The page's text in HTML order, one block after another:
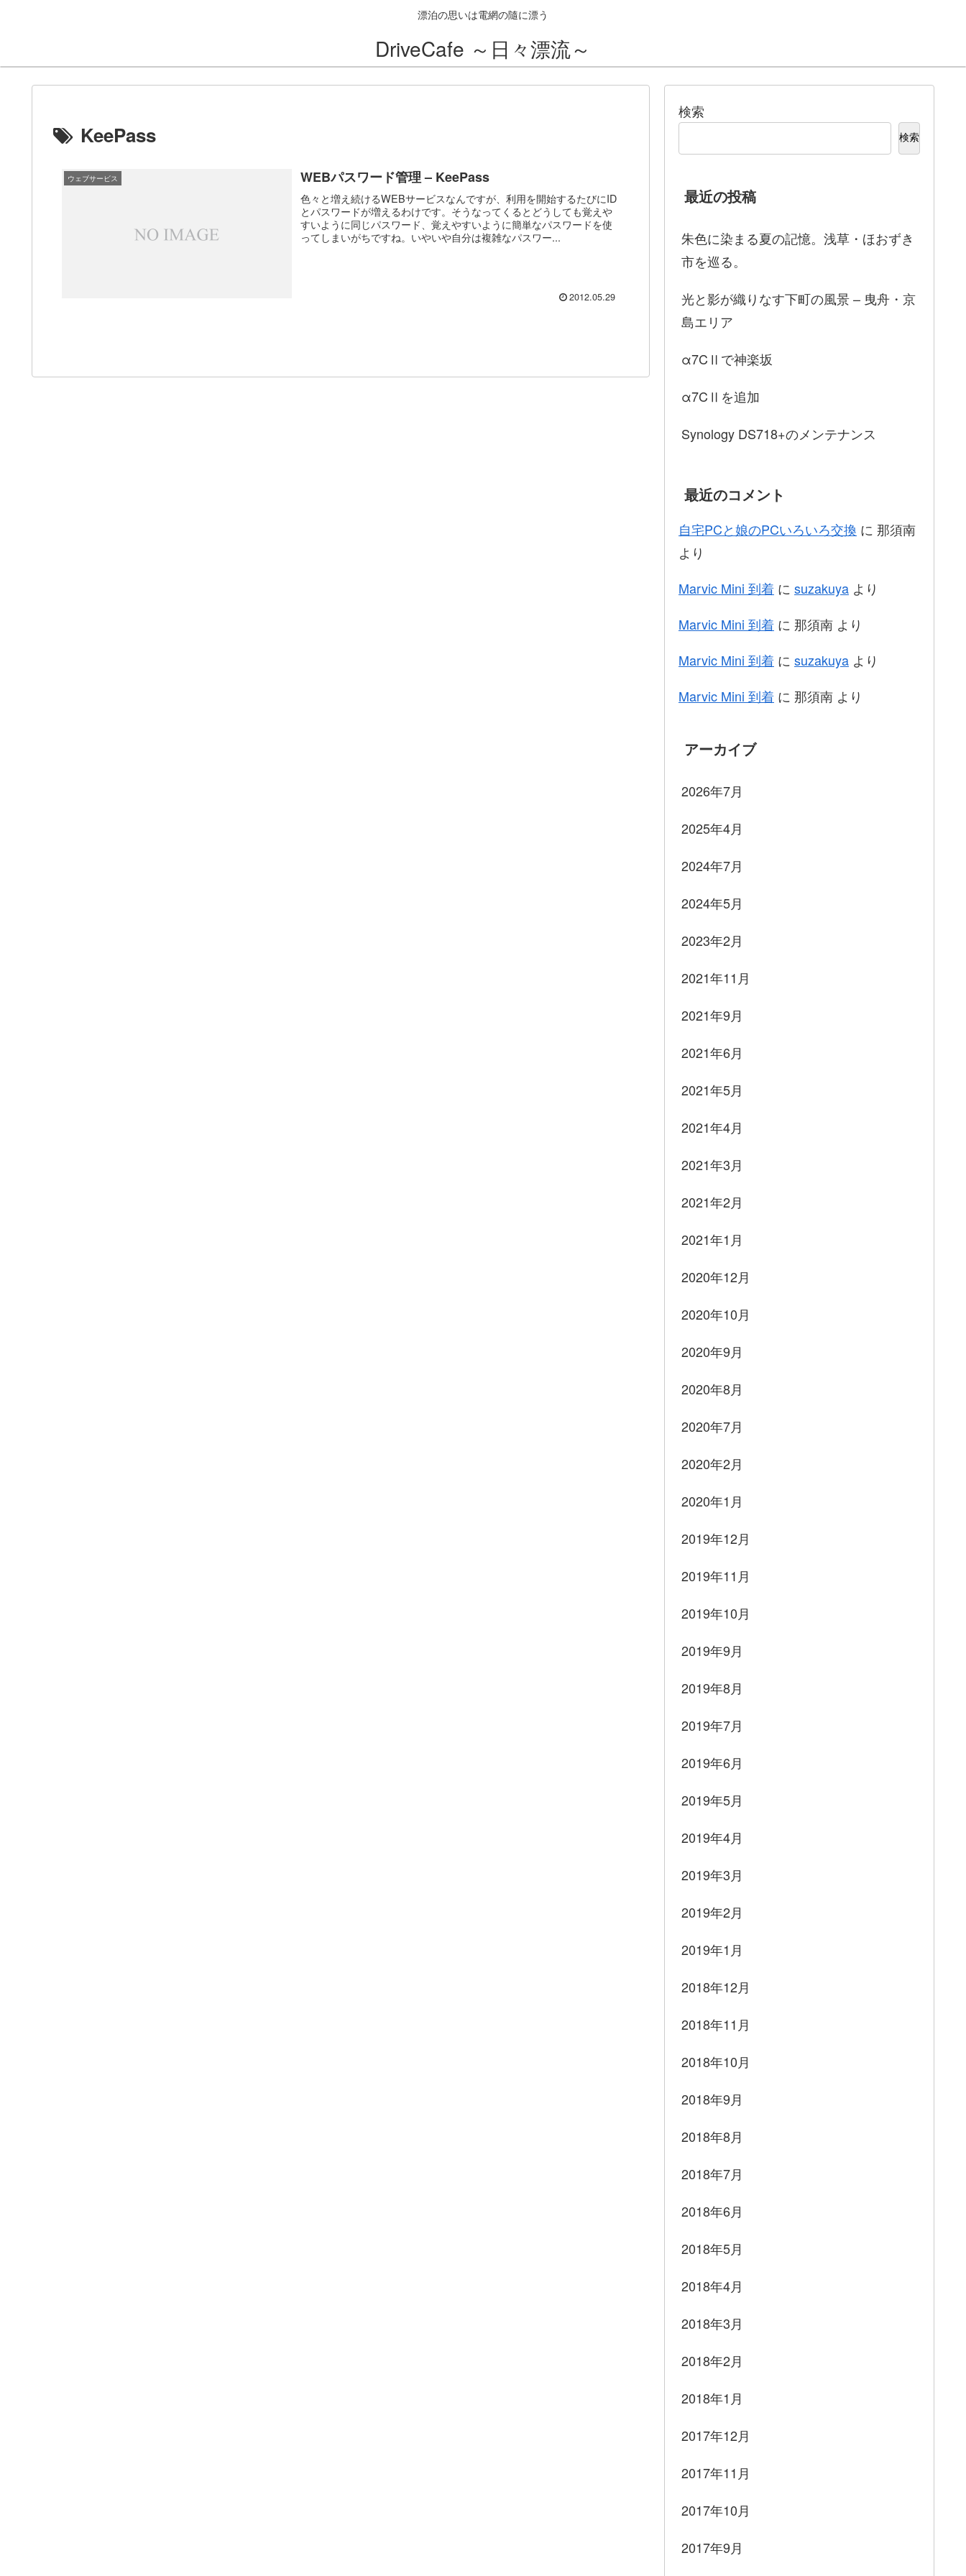
漂泊の思いは電網の隨に漂う
DriveCafe ～日々漂流～
KeePass
ウェブサービス WEBパスワード管理 – KeePass
色々と増え続けるWEBサービスなんですが、利用を開始するたびにID
とパスワードが増えるわけです。そうなってくるとどうしても覚えや
すいように同じパスワード、覚えやすいように簡単なパスワードを使
ってしまいがちですね。いやいや自分は複雑なパスワー...
2012.05.29
検索
検索
最近の投稿
朱色に染まる夏の記憶。浅草・ほおずき
市を巡る。
光と影が織りなす下町の風景 – 曳舟・京
島エリア
α7CⅡで神楽坂
α7CⅡを追加
Synology DS718+のメンテナンス
最近のコメント
自宅PCと娘のPCいろいろ交換 に 那須南
より
Marvic Mini 到着 に suzakuya より
Marvic Mini 到着 に 那須南 より
Marvic Mini 到着 に suzakuya より
Marvic Mini 到着 に 那須南 より
アーカイブ
2026年7月
2025年4月
2024年7月
2024年5月
2023年2月
2021年11月
2021年9月
2021年6月
2021年5月
2021年4月
2021年3月
2021年2月
2021年1月
2020年12月
2020年10月
2020年9月
2020年8月
2020年7月
2020年2月
2020年1月
2019年12月
2019年11月
2019年10月
2019年9月
2019年8月
2019年7月
2019年6月
2019年5月
2019年4月
2019年3月
2019年2月
2019年1月
2018年12月
2018年11月
2018年10月
2018年9月
2018年8月
2018年7月
2018年6月
2018年5月
2018年4月
2018年3月
2018年2月
2018年1月
2017年12月
2017年11月
2017年10月
2017年9月